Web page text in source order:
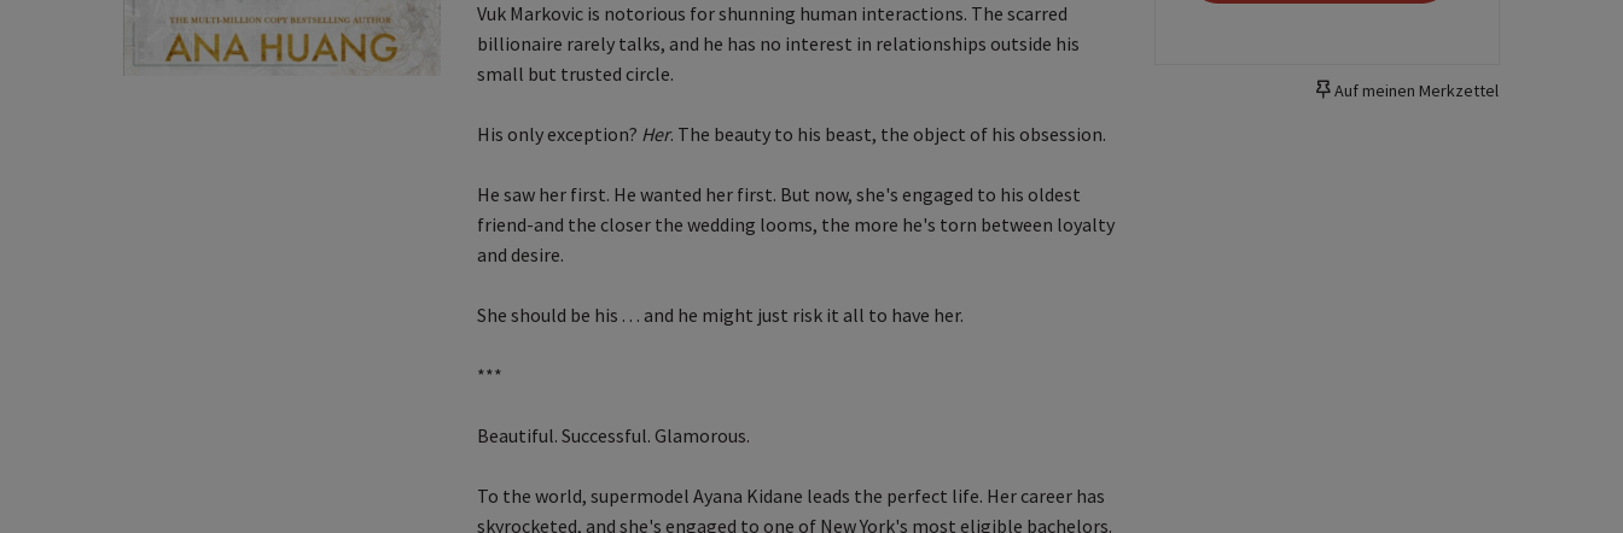
Vuk Markovic is notorious for shunning human interactions. The scarred
billionaire rarely talks, and he has no interest in relationships outside his
small but trusted circle.
His only exception? Her. The beauty to his beast, the object of his obsession.
He saw her first. He wanted her first. But now, she's engaged to his oldest
friend-and the closer the wedding looms, the more he's torn between loyalty
and desire.
She should be his . . . and he might just risk it all to have her.
***
Beautiful. Successful. Glamorous.
To the world, supermodel Ayana Kidane leads the perfect life. Her career has
skyrocketed, and she's engaged to one of New York's most eligible bachelors.
Auf meinen Merkzettel